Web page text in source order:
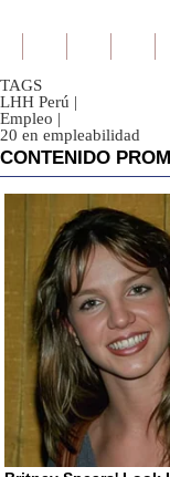
TAGS
LHH Perú |
Empleo |
20 en empleabilidad